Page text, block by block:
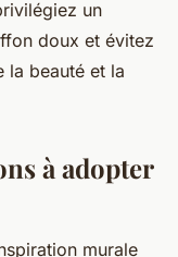
un
doux et évitez
la beauté et la
à adopter
murale